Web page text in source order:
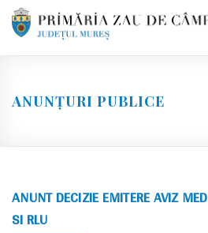
Skip
ANUNȚURI PUBLICE
ANUNT DECIZIE EMITERE AVIZ
SI RLU